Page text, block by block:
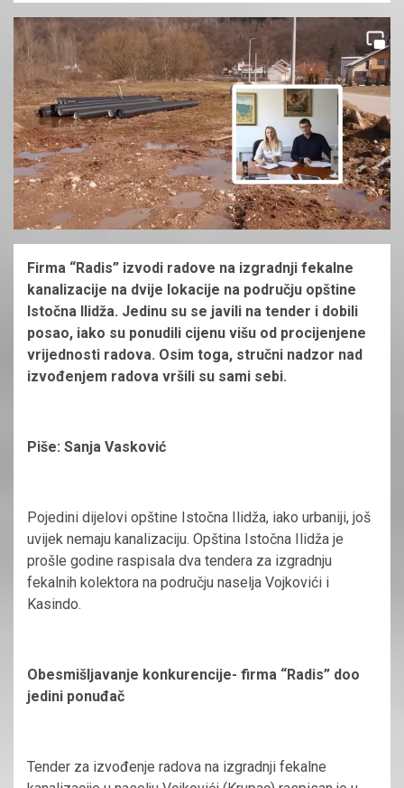
Firma “Radis” izvodi radove na izgradnji fekalne
kanalizacije na dvije lokacije na području opštine
Istočna Ilidža. Jedinu su se javili na tender i dobili
posao, iako su ponudili cijenu višu od procijenjene
vrijednosti radova. Osim toga, stručni nadzor nad
izvođenjem radova vršili su sami sebi.
Piše: Sanja Vasković
Pojedini dijelovi opštine Istočna Ilidža, iako urbaniji, još
uvijek nemaju kanalizaciju. Opština Istočna Ilidža je
prošle godine raspisala dva tendera za izgradnju
fekalnih kolektora na području naselja Vojkovići i
Kasindo.
Obesmišljavanje konkurencije- firma “Radis” doo
jedini ponuđač
Tender za izvođenje radova na izgradnji fekalne